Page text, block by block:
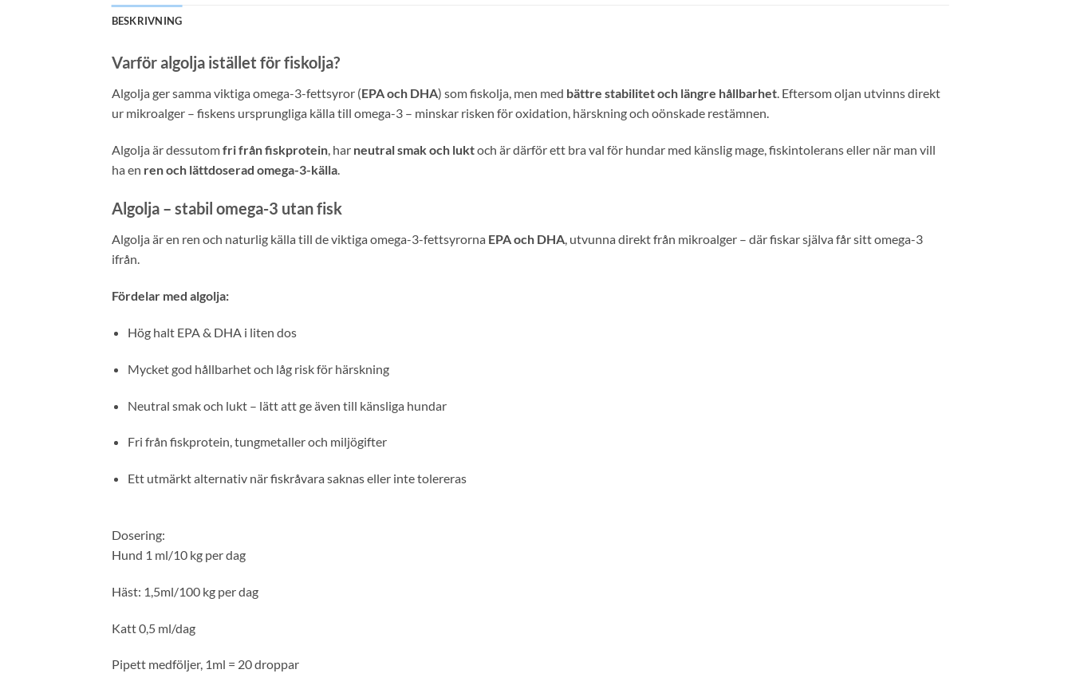
BESKRIVNING
Varför algolja istället för fiskolja?
Algolja ger samma viktiga omega-3-fettsyror (EPA och DHA) som fiskolja, men med bättre stabilitet och längre hållbarhet. Eftersom oljan utvinns direkt
ur mikroalger – fiskens ursprungliga källa till omega-3 – minskar risken för oxidation, härskning och oönskade restämnen.
Algolja är dessutomfri från fiskprotein, har neutral smak och luktoch är därför ett bra val för hundar med känslig mage, fiskintolerans eller när man vill
ha en ren och lättdoserad omega-3-källa.
Algolja – stabil omega-3 utan fisk
Algolja är en ren och naturlig källa till de viktiga omega-3-fettsyrorna EPA och DHA, utvunna direkt från mikroalger – där fiskar själva får sitt omega-3
ifrån.
Fördelar med algolja:
Hög halt EPA & DHA i liten dos
Mycket god hållbarhet och låg risk för härskning
Neutral smak och lukt – lätt att ge även till känsliga hundar
Fri från fiskprotein, tungmetaller och miljögifter
Ett utmärkt alternativ när fiskråvara saknas eller inte tolereras
Dosering:
Hund 1 ml/10 kg per dag
Häst: 1,5ml/100 kg per dag
Katt 0,5 ml/dag
Pipett medföljer, 1ml = 20 droppar